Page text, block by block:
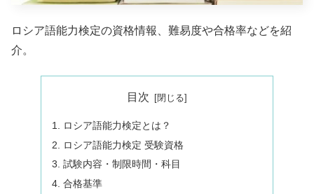
ロシア語能力検定の資格情報、難易度や合格率などを紹
介。
目次
ロシア語能力検定とは？
ロシア語能力検定 受験資格
試験内容・制限時間・科目
合格基準